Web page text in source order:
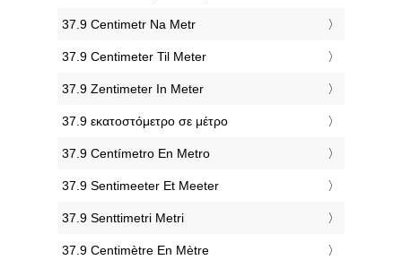
‎37.9 Centimetr Na Metr
‎37.9 Centimeter Til Meter
‎37.9 Zentimeter In Meter
‎37.9 εκατοστόμετρο σε μέτρο
‎37.9 Centímetro En Metro
‎37.9 Sentimeeter Et Meeter
‎37.9 Senttimetri Metri
‎37.9 Centimètre En Mètre